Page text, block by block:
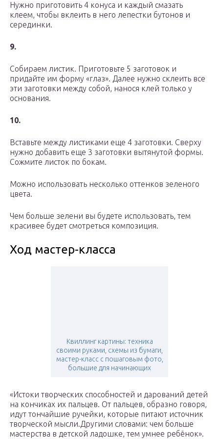
Нужно приготовить 4 конуса и каждый смазать
клеем, чтобы вклеить в него лепестки бутонов и
серединки.
9.
Собираем листик. Приготовьте 5 заготовок и
придайте им форму «глаз». Далее нужно склеить все
эти заготовки между собой, нанося клей только у
основания.
10.
Вставьте между листиками еще 4 заготовки. Сверху
нужно добавить еще 3 заготовки вытянутой формы.
Сожмите листок по бокам.
Можно использовать несколько оттенков зеленого
цвета.
Чем больше зелени вы будете использовать, тем
красивее будет смотреться композиция.
Ход мастер-класса
Квиллинг картины: техника
своими руками, схемы из бумаги,
мастер-класс с пошаговым фото,
большие для начинающих
«Истоки творческих способностей и дарований детей
на кончиках их пальцев. От пальцев, образно говоря,
идут тончайшие ручейки, которые питают источник
творческой мысли.Другими словами: чем больше
мастерства в детской ладошке, тем умнее ребёнок».